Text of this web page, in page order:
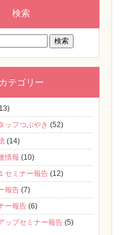
検索
カテゴリー
ッフつぶやき (52)
(14)
情報 (10)
セミナー報告 (12)
報告 (7)
ー報告 (6)
ップセミナー報告 (5)